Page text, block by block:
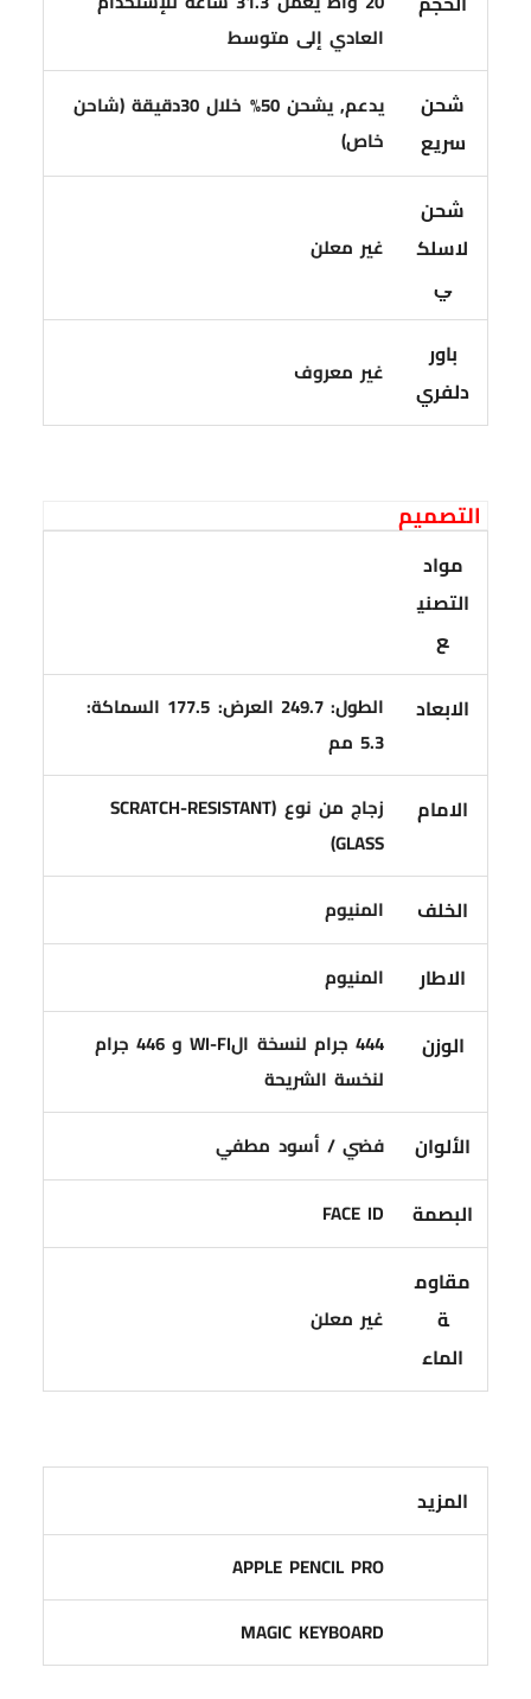
العادي إلى متوسط
شحن
سريع
يدعم, يشحن 50% خلال 30دقيقة (شاحن
خاص)
شحن
لاسلك
ي
غير معلن
باور
دلفري
غير معروف
التصميم
مواد
التصني
ع
الابعاد
الطول: 249.7 العرض: 177.5 السماكة:
5.3 مم
الامام
زجاج من نوع (SCRATCH-RESISTANT
GLASS)
الخلف المنيوم
الاطار المنيوم
الوزن
444 جرام لنسخة الWI-FI و 446 جرام
لنخسة الشريحة
الألوان فضي / أسود مطفي
البصمة FACE ID
مقاوم
ة
الماء
غير معلن
المزيد
APPLE PENCIL PRO
MAGIC KEYBOARD